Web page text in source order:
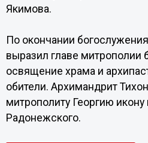
Якимова.
По окончании
выразил главе митрополии
освящение храма и
обители. Архимандрит
митрополиту Георгию
Радонежского.